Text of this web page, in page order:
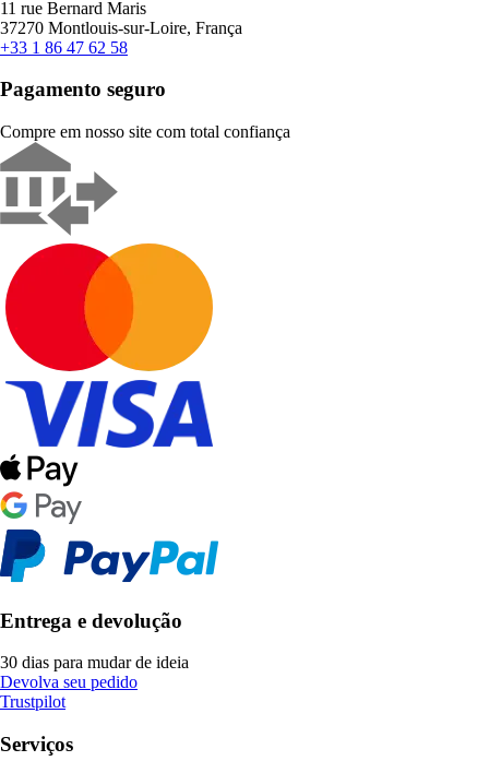
11 rue Bernard Maris
37270 Montlouis-sur-Loire, França
+33 1 86 47 62 58
Pagamento seguro
Compre em nosso site com total confiança
Entrega e devolução
30 dias para mudar de ideia
Devolva seu pedido
Trustpilot
Serviços